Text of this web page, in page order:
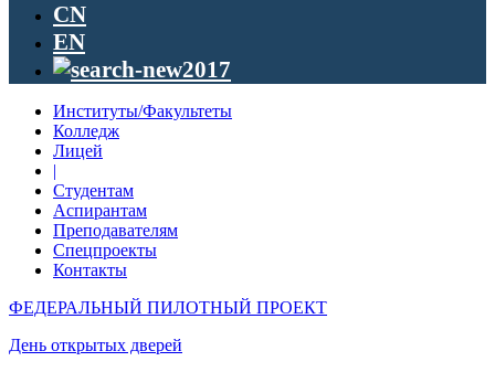
CN
EN
Институты/Факультеты
Колледж
Лицей
|
Студентам
Аспирантам
Преподавателям
Спецпроекты
Контакты
ФЕДЕРАЛЬНЫЙ ПИЛОТНЫЙ ПРОЕКТ
День открытых дверей